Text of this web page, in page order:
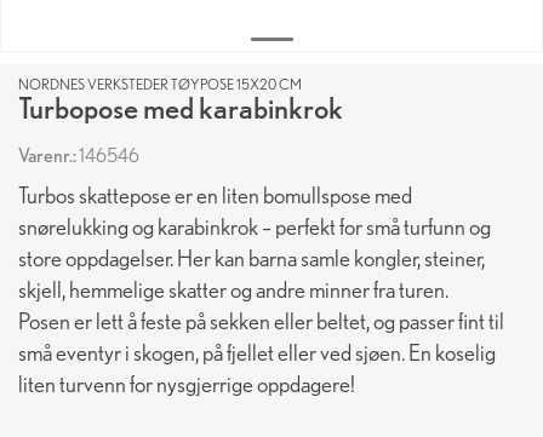
NORDNES VERKSTEDER TØYPOSE 15X20 CM
Turbopose med karabinkrok
Varenr.:146546
Turbos skattepose er en liten bomullspose med
snørelukking og karabinkrok – perfekt for små turfunn og
store oppdagelser. Her kan barna samle kongler, steiner,
skjell, hemmelige skatter og andre minner fra turen.
Posen er lett å feste på sekken eller beltet, og passer fint til
små eventyr i skogen, på fjellet eller ved sjøen. En koselig
liten turvenn for nysgjerrige oppdagere!